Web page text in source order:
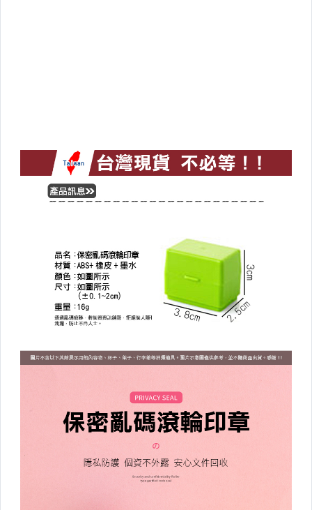
日常用品
創意文具
電子設備
園藝/庭院用具
寵物用品
▼其他收納▼
鐵藝收納